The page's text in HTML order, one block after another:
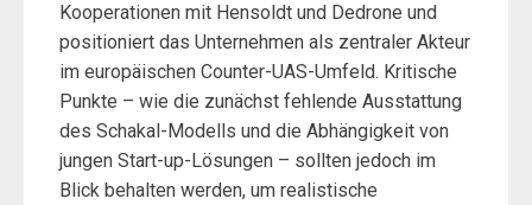
Kooperationen mit Hensoldt und Dedrone und
positioniert das Unternehmen als zentraler Akteur
im europäischen Counter-UAS-Umfeld. Kritische
Punkte – wie die zunächst fehlende Ausstattung
des Schakal-Modells und die Abhängigkeit von
jungen Start-up-Lösungen – sollten jedoch im
Blick behalten werden, um realistische